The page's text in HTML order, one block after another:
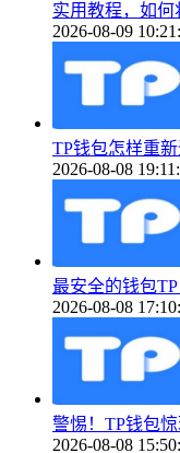
实用教程，如何
2026-08-09
TP钱包怎样重
2026-08-08
最安全的钱包
2026-08-08
警惕！TP钱包
2026-08-08